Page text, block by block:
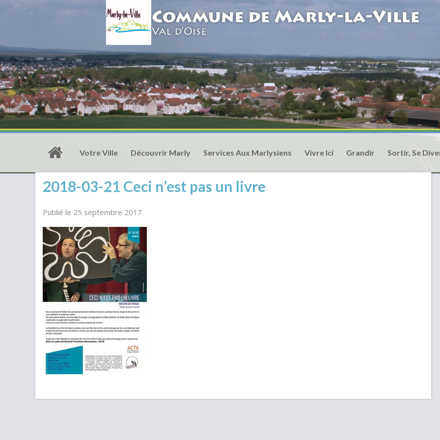
Votre Ville Découvrir Marly Services Aux Marlysiens Vivre Ici Grandir Sortir, Se
2018-03-21 Ceci n’est pas un livre
Publié le 25 septembre 2017